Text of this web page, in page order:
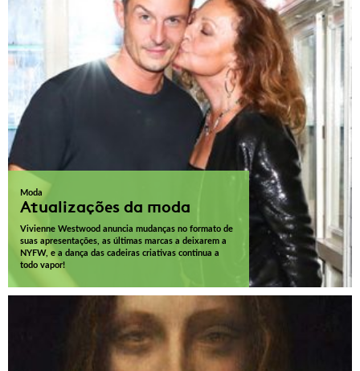
Moda
Atualizações da moda
Vivienne Westwood anuncia mudanças no formato de
suas apresentações, as últimas marcas a deixarem a
NYFW, e a dança das cadeiras criativas continua a
todo vapor!